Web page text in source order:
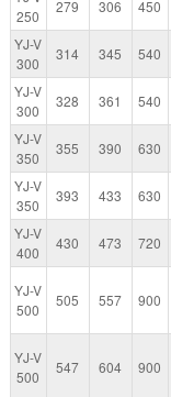
250
279 306 450
YJ-V
300
314 345 540
YJ-V
300
328 361 540
YJ-V
350
355 390 630
YJ-V
350
393 433 630
YJ-V
400
430 473 720
YJ-V
500
505 557 900
YJ-V
500
547 604 900